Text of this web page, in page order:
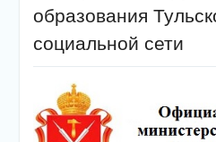
образования
социальной сети